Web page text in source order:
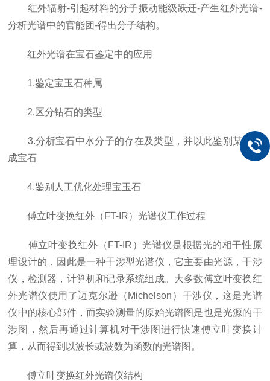
红外辐射-引起材料的分子振动能级跃迁-产生红外光谱-
分析光谱中的官能团-得出分子结构。
红外光谱在宝石鉴定中的应用
1.鉴定宝玉石种属
2.区分钻石的类型
3.分析宝石中水分子的存在及类型，并以此鉴别某些合
成宝石
4.鉴别人工优化处理宝玉石
傅立叶变换红外（FT-IR）光谱仪工作过程
傅立叶变换红外（FT-IR）光谱仪是根据光的相干性原
理设计的，因此是一种干涉型光谱仪，它主要由光源，干涉
仪，检测器，计算机和记录系统组成。大多数傅立叶变换红
外光谱仪使用了迈克尔逊（Michelson）干涉仪，这是光谱
仪中的核心部件，而实验测量的原始光谱图是也是光源的干
涉图，然后再通过计算机对干涉图进行快速傅立叶变换计
算，从而得到以波长或波数为函数的光谱图。
傅立叶变换红外光谱仪结构